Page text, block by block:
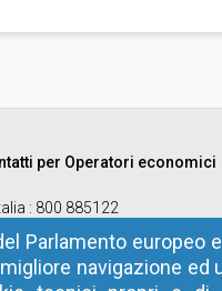
per Operatori economici
: 800 885122
: +39 0472 973830
email :help@sinfotel.bz.it
Parlamento europeo
navigazione